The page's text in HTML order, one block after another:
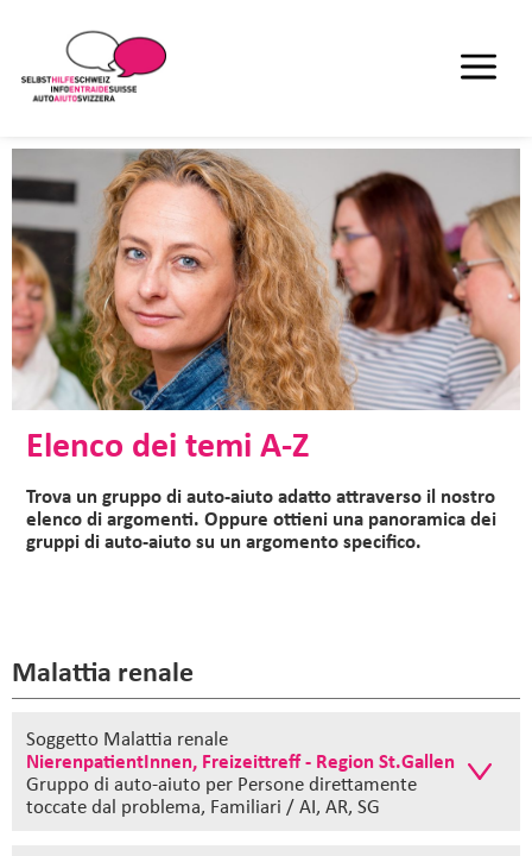
Elenco dei temi A-Z
Trova un gruppo di auto-aiuto adatto attraverso il nostro
elenco di argomenti. Oppure ottieni una panoramica dei
gruppi di auto-aiuto su un argomento specifico.
Malattia renale
Soggetto Malattia renale
NierenpatientInnen, Freizeittreff - Region St.Gallen
Gruppo di auto-aiuto per Persone direttamente
toccate dal problema, Familiari / AI, AR, SG